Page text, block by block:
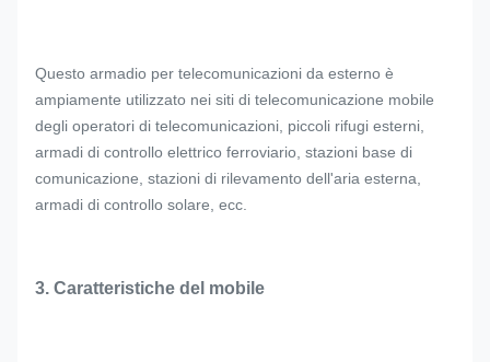
Questo armadio per telecomunicazioni da esterno è
ampiamente utilizzato nei siti di telecomunicazione mobile
degli operatori di telecomunicazioni, piccoli rifugi esterni,
armadi di controllo elettrico ferroviario, stazioni base di
comunicazione, stazioni di rilevamento dell'aria esterna,
armadi di controllo solare, ecc.
3. Caratteristiche del mobile